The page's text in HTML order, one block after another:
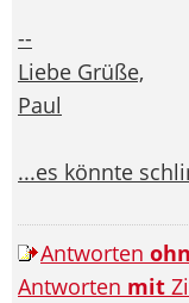
--
Liebe Grüße,
Paul
...es könnte
Antworten
Antworten mit